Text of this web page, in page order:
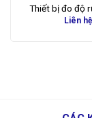
Thiết bị đo độ
Liên hệ